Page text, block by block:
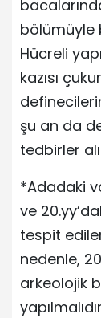
bölümüyle
Hücreli
kazısı
şu an da
tedbirler
*Adadaki
ve
tespit
nedenle,
arkeolojik